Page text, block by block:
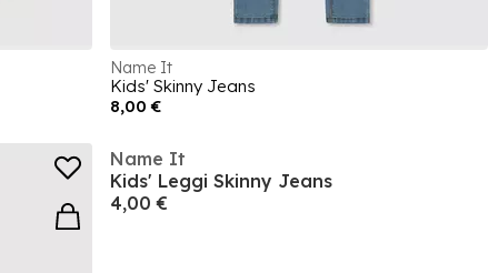
Name It
Kids' Skinny Jeans
8,00 €
Name It
Kids' Leggi Skinny Jeans
4,00 €